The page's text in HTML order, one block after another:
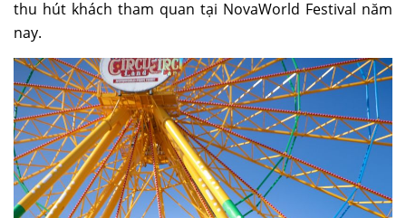
thu hút khách tham quan tại NovaWorld Festival năm
nay.